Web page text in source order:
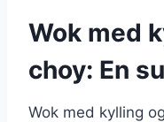
Wok med
choy: En
Wok med kylling